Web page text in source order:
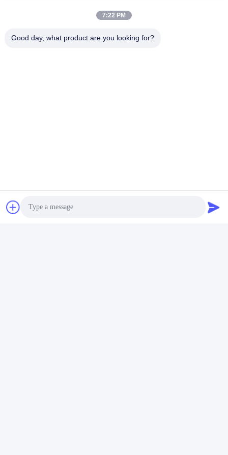
7:22 PM
Good day, what product are you looking for?